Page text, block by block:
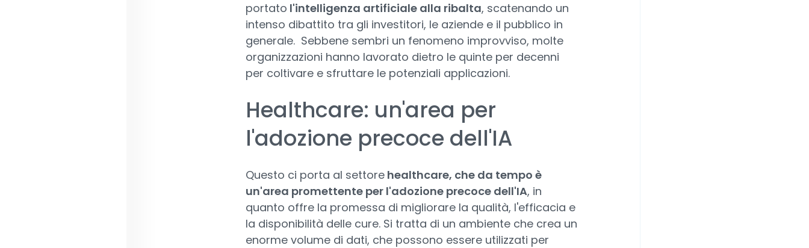
portato l'intelligenza artificiale alla ribalta, scatenando un
intenso dibattito tra gli investitori, le aziende e il pubblico in
generale. Sebbene sembri un fenomeno improvviso, molte
organizzazioni hanno lavorato dietro le quinte per decenni
per coltivare e sfruttare le potenziali applicazioni.
Healthcare: un'area per
l'adozione precoce dell'IA
Questo ci porta al settorehealthcare, che da tempo è
un'area promettente per l'adozione precoce dell'IA, in
quanto offre la promessa di migliorare la qualità, l'efficacia e
la disponibilità delle cure. Si tratta di un ambiente che crea un
enorme volume di dati, che possono essere utilizzati per